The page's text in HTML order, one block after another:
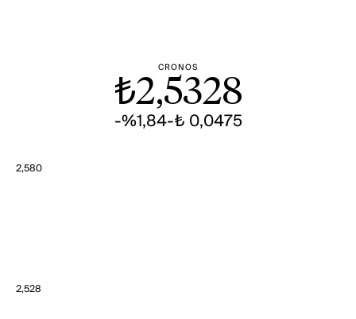
CRONOS
₺2,5328
-%1,84-₺ 0,0475
2,580
2,528